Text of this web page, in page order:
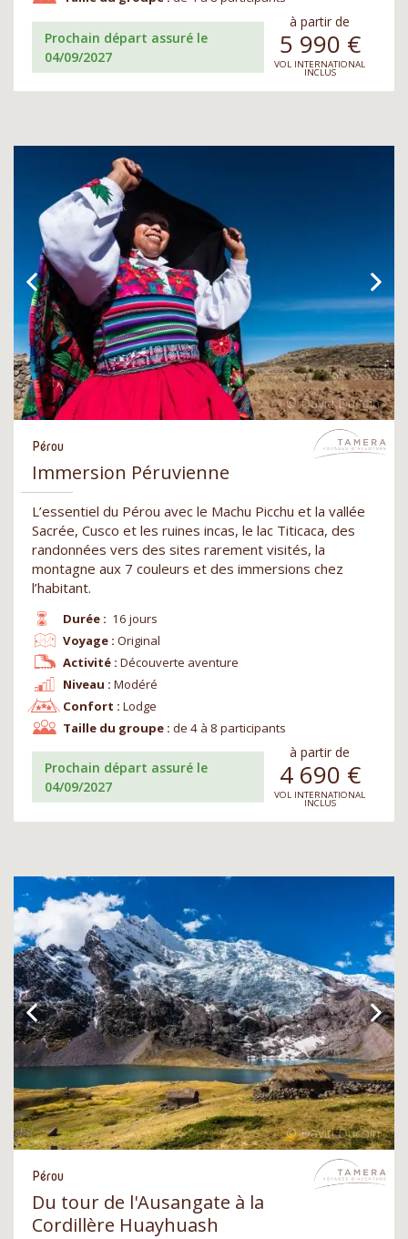
Prochain départ assuré le
04/09/2027
à partir de
5 990 €
VOL INTERNATIONAL
INCLUS
Pérou
Immersion Péruvienne
L’essentiel du Pérou avec le Machu Picchu et la vallée
Sacrée, Cusco et les ruines incas, le lac Titicaca, des
randonnées vers des sites rarement visités, la
montagne aux 7 couleurs et des immersions chez
l’habitant.
Durée : 16 jours
Niveau : Modéré
Voyage : Original
Confort : Lodge
Activité : Découverte aventure
Taille du groupe : de 4 à 8 participants
Prochain départ assuré le
04/09/2027
à partir de
4 690 €
VOL INTERNATIONAL
INCLUS
Pérou
Du tour de l'Ausangate à la
Cordillère Huayhuash